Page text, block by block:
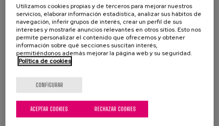
This afternoon at 19:00h we will participate in a talk
given by our colleague and researcher at Matia
Institute, Irati Mogollón, on aspects related to the
creation of the Lezo Care Ecosystem.
In our intervention we will talk about the experience
and the lessons learned from the Usurbil ecosystem.
ecosystems long-term care Usurbil
Utilizamos cookies propias y de terceros para mejorar nuestros
servicios, elaborar información estadística, analizar sus hábitos de
navegación, inferir grupos de interés, crear un perfil de sus
intereses y mostrarle anuncios relevantes en otros sitios. Esto nos
permite personalizar el contenido que ofrecemos y obtener
información sobre qué secciones suscitan interés,
permitiéndonos además mejorar la página web y su seguridad.
Política de cookies
CONFIGURAR
RECHAZAR COOKIES
ACEPTAR COOKIES